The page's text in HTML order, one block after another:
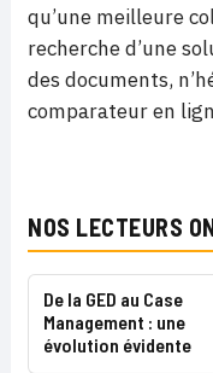
qu’une meilleure
recherche d’une
des documents,
comparateur en
NOS LECTEURS
De la GED au Case
Management : une
évolution évidente